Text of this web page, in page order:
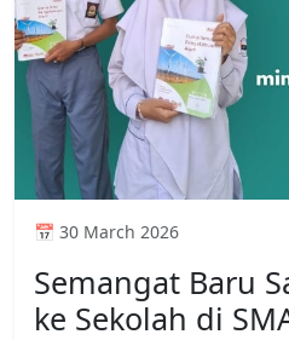
📅 30 March 2026
Semangat Baru
ke Sekolah di